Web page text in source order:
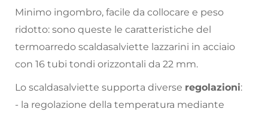
Minimo ingombro, facile da collocare e peso
ridotto: sono queste le caratteristiche del
termoarredo scaldasalviette lazzarini in acciaio
con 16 tubi tondi orizzontali da 22 mm.
Lo scaldasalviette supporta diverse regolazioni:
- la regolazione della temperatura mediante